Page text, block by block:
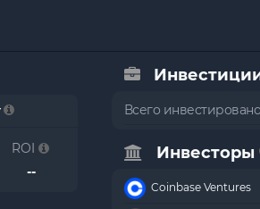
ROI
--
Всего инвестировано
Инвесторы
Coinbase Ventures